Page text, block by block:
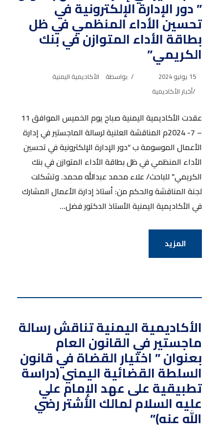
” دور الإدارة الإلكترونية في
تحسين الأداء المنظمي في ظل
بطاقة الأداء المتوازن في بنك
الكريمي”
15 يوليو 2024 بواسطة الأكاديمية اليمنية
أخبار الأكاديمية
عقدت الأكاديمية اليمنية صباح يوم الخميس الموافق 11
– 7- 2024م المناقشة العلنية لرسالة الماجستير في إدارة
الأعمال الموسومة ب “دور الإدارة الإلكترونية في تحسين
الأداء المنظمي في ظل بطاقة الأداء المتوازن في بنك
الكريمي” للباحث/ علاء محمد عبدالله محمد. وتشكلت
لجنة المناقشة والحكم من: أستاذ إدارة الأعمال المشارك
في الأكاديمية اليمنية الأستاذ الدكتور فضل...
المزيد
الأكاديمية اليمنية تناقش رسالة
ماجستير في القانون العام
بعنوان ” اختيار القضاة في قانون
السلطة القضائية اليمني (دراسة
تطبيقية على عهد الإمام علي
عليه السلام لمالك الأشتر رضي
الله عنه)”